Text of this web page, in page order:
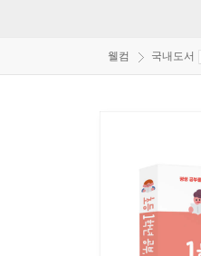
웰컴 국내도서